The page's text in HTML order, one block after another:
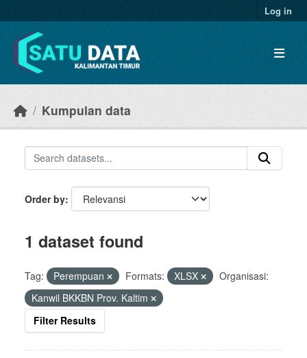
Log in
Kumpulan data
Order by
1 dataset found
Tag: Perempuan Formats: XLSX
Organisasi:
Kanwil BKKBN Prov. Kaltim
Filter Results